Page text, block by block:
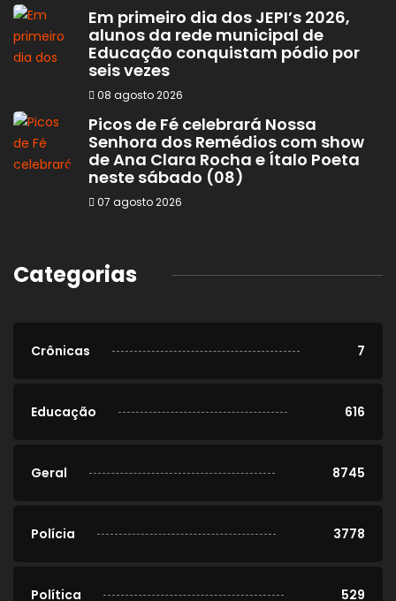
Em primeiro dia dos JEPI’s 2026,
alunos da rede municipal de
Educação conquistam pódio por
seis vezes
08 agosto 2026
Picos de Fé celebrará Nossa
Senhora dos Remédios com show
de Ana Clara Rocha e Ítalo Poeta
neste sábado (08)
07 agosto 2026
Categorias
Crônicas 7
Educação 616
Geral 8745
Polícia 3778
Política 529